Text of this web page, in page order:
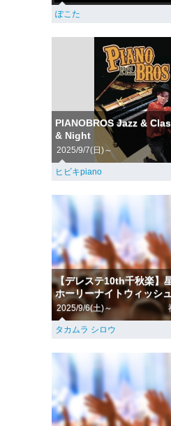
ぽこた
PIANOBROS Jazz &
& Night
2025/9/7(日)～
ヒビキpiano
【デレステ10th千秋楽】
ホーリーナイトウィッシ
2025/9/6(土)～
タカムラ シロウ